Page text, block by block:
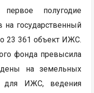
полугодие
на государственный
23 361 объект ИЖС.
фонда превысила
на земельных
для ИЖС, ведения